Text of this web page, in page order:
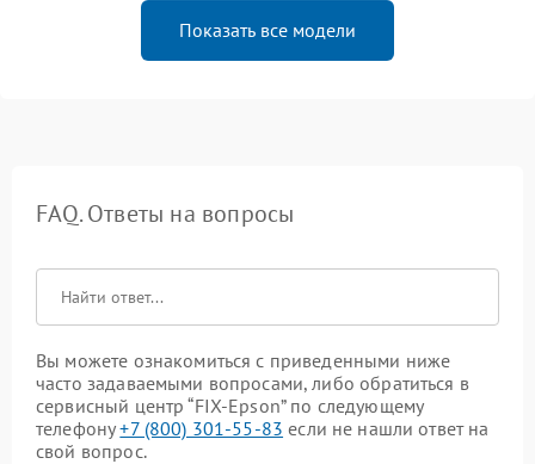
Показать все модели
FAQ. Ответы на вопросы
Вы можете ознакомиться с приведенными ниже
часто задаваемыми вопросами, либо обратиться в
сервисный центр “FIX-Epson” по следующему
телефону+7 (800) 301-55-83 если не нашли ответ на
свой вопрос.